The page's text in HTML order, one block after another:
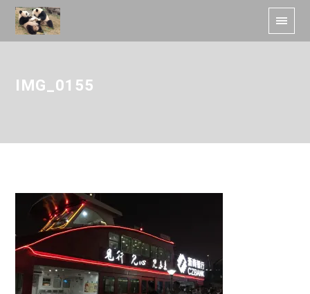
IMG_0155